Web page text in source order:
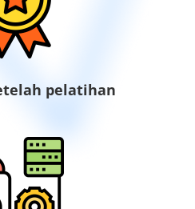
pelatihan